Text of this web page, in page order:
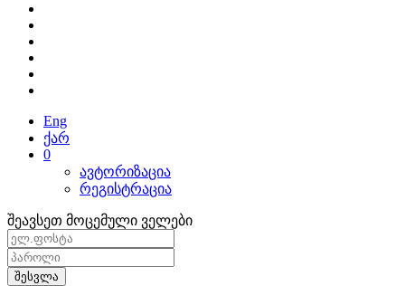
Eng
ქარ
0
ავტორიზაცია
რეგისტრაცია
შეავსეთ მოცემული ველები
შესვლა